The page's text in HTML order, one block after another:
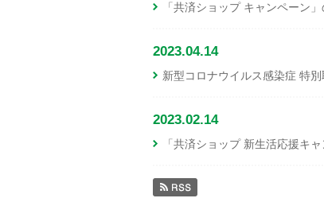
「共済ショップ キャンペーン
2023.04.14
新型コロナウイルス感染症 特
2023.02.14
「共済ショップ 新生活応援キ